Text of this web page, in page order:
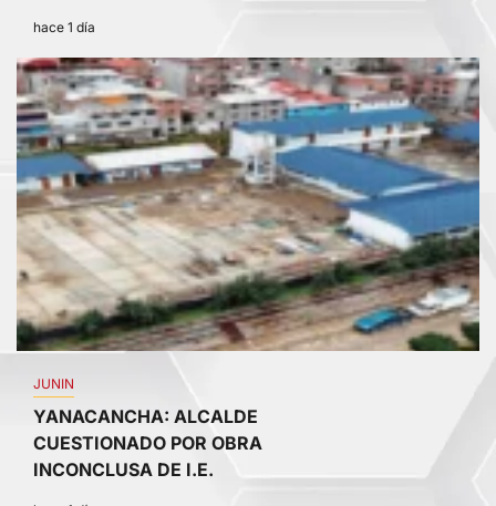
hace 1 día
2
JUNIN
YANACANCHA: ALCALDE
CUESTIONADO POR OBRA
INCONCLUSA DE I.E.